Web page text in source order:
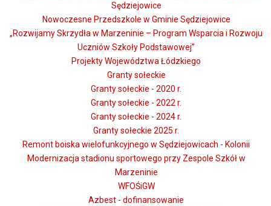
Sędziejowice
Nowoczesne Przedszkole w Gminie Sędziejowice
„Rozwijamy Skrzydła w Marzeninie – Program Wsparcia i Rozwoju
Uczniów Szkoły Podstawowej”
Projekty Województwa Łódzkiego
Granty sołeckie
Granty sołeckie - 2020 r.
Granty sołeckie - 2022 r.
Granty sołeckie - 2024 r.
Granty sołeckie 2025 r.
Remont boiska wielofunkcyjnego w Sędziejowicach - Kolonii
Modernizacja stadionu sportowego przy Zespole Szkół w
Marzeninie
WFOŚiGW
Azbest - dofinansowanie